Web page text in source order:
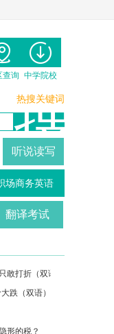
查询 中学院校
热搜关键词
听说读写
场商务英语
翻译考试
敢打折（双语）
跌（双语）
形的税？